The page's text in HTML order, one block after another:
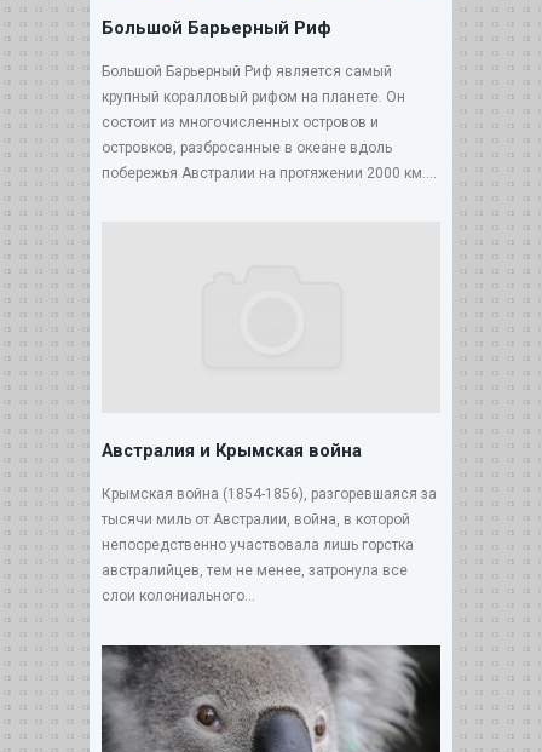
Большой Барьерный Риф
Большой Барьерный Риф является самый
крупный коралловый рифом на планете. Он
состоит из многочисленных островов и
островков, разбросанные в океане вдоль
побережья Австралии на протяжении 2000 км....
Австралия и Крымская война
Крымская война (1854-1856), разгоревшаяся за
тысячи миль от Австралии, война, в которой
непосредственно участвовала лишь горстка
австралийцев, тем не менее, затронула все
слои колониального...